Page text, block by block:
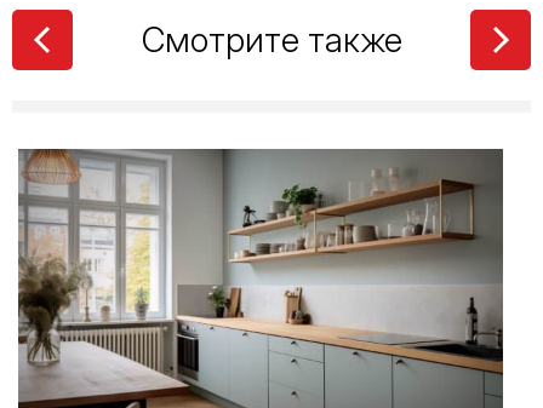
Твой уютный уголок:
как сделать квартиру
местом силы с
коллекциями LB
Ceramics
Керамическая
плитка или
Смотрите также